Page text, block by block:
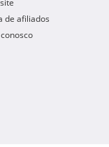
de afiliados